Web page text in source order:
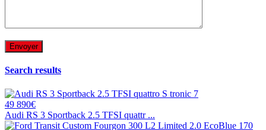
Search results
49 890€
Audi RS 3 Sportback 2.5 TFSI quattr ...